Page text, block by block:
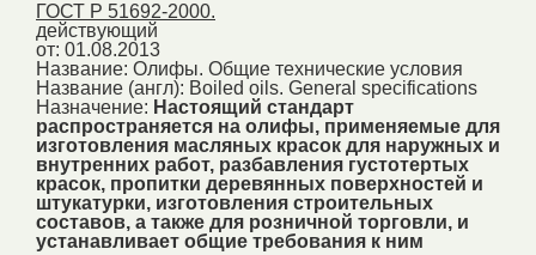
ГОСТ Р 51692-2000.
действующий
от: 01.08.2013
Название: Олифы. Общие технические условия
Название (англ): Boiled oils. General specifications
Назначение: Настоящий стандарт
распространяется на олифы, применяемые для
изготовления масляных красок для наружных и
внутренних работ, разбавления густотертых
красок, пропитки деревянных поверхностей и
штукатурки, изготовления строительных
составов, а также для розничной торговли, и
устанавливает общие требования к ним